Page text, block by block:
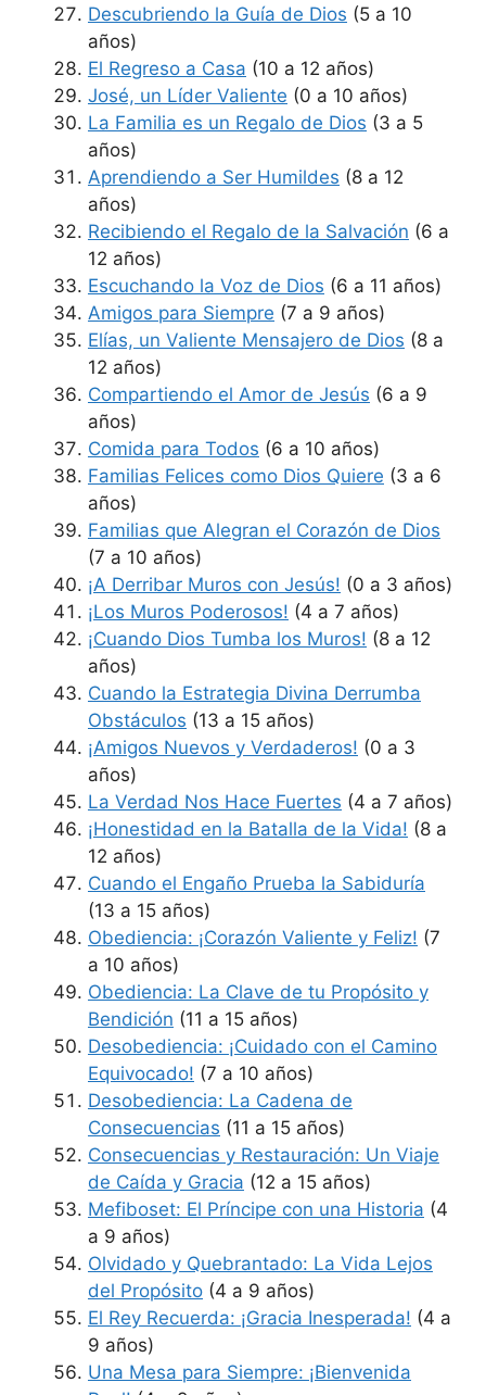
Descubriendo la Guía de Dios (5 a 10
años)
El Regreso a Casa (10 a 12 años)
José, un Líder Valiente (0 a 10 años)
La Familia es un Regalo de Dios (3 a 5
años)
Aprendiendo a Ser Humildes (8 a 12
años)
Recibiendo el Regalo de la Salvación (6 a
12 años)
Escuchando la Voz de Dios (6 a 11 años)
Amigos para Siempre (7 a 9 años)
Elías, un Valiente Mensajero de Dios (8 a
12 años)
Compartiendo el Amor de Jesús (6 a 9
años)
Comida para Todos (6 a 10 años)
Familias Felices como Dios Quiere (3 a 6
años)
Familias que Alegran el Corazón de Dios
(7 a 10 años)
¡A Derribar Muros con Jesús! (0 a 3 años)
¡Los Muros Poderosos! (4 a 7 años)
¡Cuando Dios Tumba los Muros! (8 a 12
años)
Cuando la Estrategia Divina Derrumba
Obstáculos (13 a 15 años)
¡Amigos Nuevos y Verdaderos! (0 a 3
años)
La Verdad Nos Hace Fuertes (4 a 7 años)
¡Honestidad en la Batalla de la Vida! (8 a
12 años)
Cuando el Engaño Prueba la Sabiduría
(13 a 15 años)
Obediencia: ¡Corazón Valiente y Feliz! (7
a 10 años)
Obediencia: La Clave de tu Propósito y
Bendición (11 a 15 años)
Desobediencia: ¡Cuidado con el Camino
Equivocado! (7 a 10 años)
Desobediencia: La Cadena de
Consecuencias (11 a 15 años)
Consecuencias y Restauración: Un Viaje
de Caída y Gracia (12 a 15 años)
Mefiboset: El Príncipe con una Historia (4
a 9 años)
Olvidado y Quebrantado: La Vida Lejos
del Propósito (4 a 9 años)
El Rey Recuerda: ¡Gracia Inesperada! (4 a
9 años)
Una Mesa para Siempre: ¡Bienvenida